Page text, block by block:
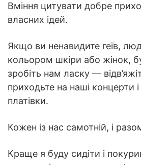
Вміння цитувати добре
власних ідей.
Якщо ви ненавидите геїв,
кольором шкіри або жінок,
зробіть нам ласку —
приходьте на наші концерти
платівки.
Кожен із нас самотній, і
Краще я буду сидіти і